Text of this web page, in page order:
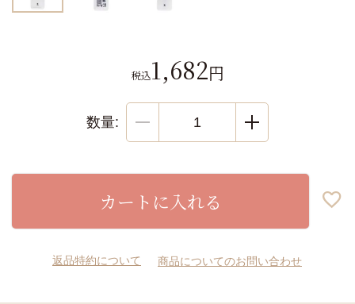
1,682
税込
カートに入れる
返品特約について 商品についてのお問い合わせ